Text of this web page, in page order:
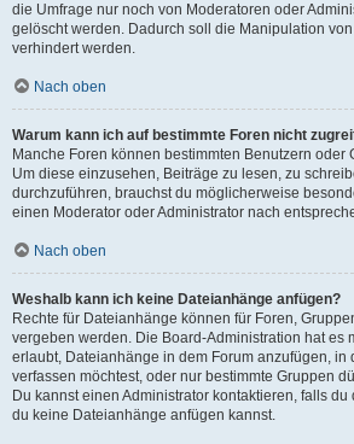
die Umfrage nur noch von Moderatoren oder
gelöscht werden. Dadurch soll die Manipulation
verhindert werden.
Nach oben
Warum kann ich auf bestimmte Foren nicht
Manche Foren können bestimmten Benutzern oder
Um diese einzusehen, Beiträge zu lesen, zu
durchzuführen, brauchst du möglicherweise
einen Moderator oder Administrator nach
Nach oben
Weshalb kann ich keine Dateianhänge anfügen?
Rechte für Dateianhänge können für Foren,
vergeben werden. Die Board-Administration hat es
erlaubt, Dateianhänge in dem Forum anzufügen, in
verfassen möchtest, oder nur bestimmte Gruppen
Du kannst einen Administrator kontaktieren, falls
du keine Dateianhänge anfügen kannst.